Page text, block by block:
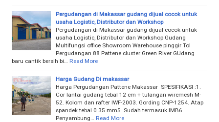
Pergudangan di Makassar gudang dijual cocok untuk
usaha Logistic, Distributor dan Workshop
Pergudangan di Makassar gudang dijual cocok untuk
usaha Logistic, Distributor dan Workshop Gudang
Multifungsi office Showroom Warehouse pinggir Tol
Pergudangan 88 Pattene cluster Green River GUdang
baru cantik bersih bi…
Read More
Harga Gudang Di makassar
Harga Pergudangan Pattene Makassar SPESIFIKASI :1.
Cor lantai gudang tebal 12 cm + tulangan wiremesh M-
52. Kolom dan rafter IWF-2003. Gording CNP-1254. Atap
spandek tebal 0.35 mm5. Sudah termasuk IMB6.
Penyambung…
Read More